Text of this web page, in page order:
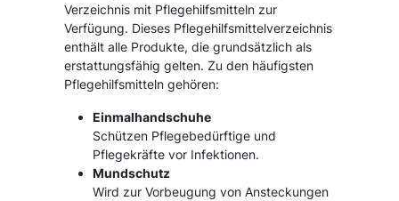
Verzeichnis mit Pflegehilfsmitteln zur
Verfügung. Dieses Pflegehilfsmittelverzeichnis
enthält alle Produkte, die grundsätzlich als
erstattungsfähig gelten. Zu den häufigsten
Pflegehilfsmitteln gehören:
Einmalhandschuhe
Schützen Pflegebedürftige und
Pflegekräfte vor Infektionen.
Mundschutz
Wird zur Vorbeugung von Ansteckungen